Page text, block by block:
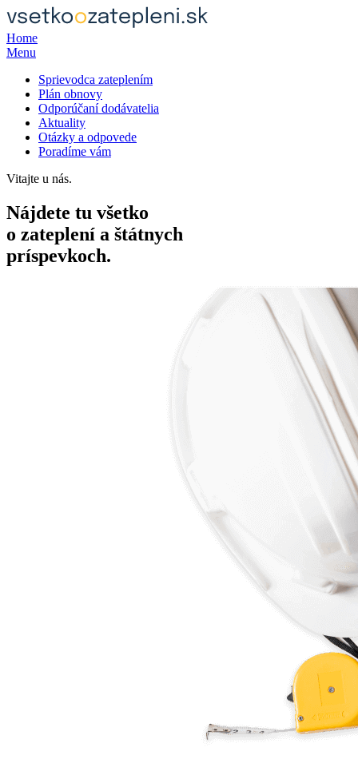
Home
Menu
Sprievodca zateplením
Plán obnovy
Odporúčaní dodávatelia
Aktuality
Otázky a odpovede
Poradíme vám
Vitajte u nás.
Nájdete tu všetko
o zateplení a štátnych
príspevkoch.